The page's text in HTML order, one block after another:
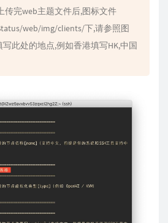
传完web主题文件后,图标文件
web/img/clients/下,请参照图
此处的地点,例如香港填写HK,中国